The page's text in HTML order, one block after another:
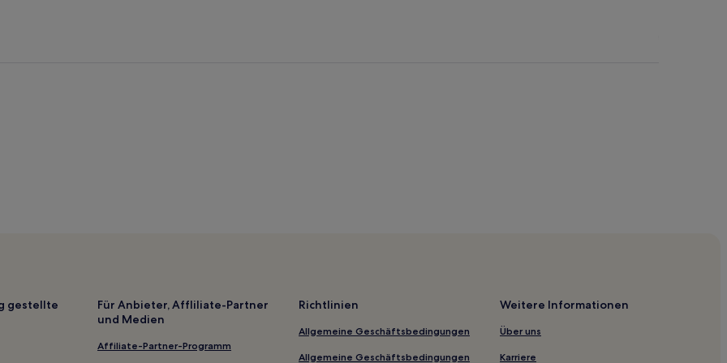
Günstige in Bardolino
4-Sterne-Hotels in Strand von Al Corno
2-Sterne-Hotels in Garda
gestellte
Für Anbieter, Affliliate-Partner
und Medien
Affiliate-Partner-Programm
Richtlinien
Allgemeine Geschäftsbedingungen
Allgemeine Geschäftsbedingungen
Weitere Informationen
Über uns
Karriere